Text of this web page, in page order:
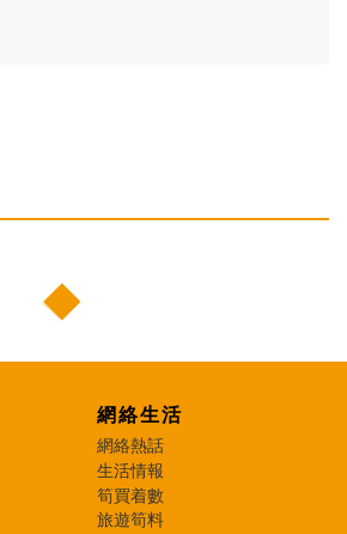
網絡生活
網絡熱話
生活情報
筍買着數
旅遊筍料